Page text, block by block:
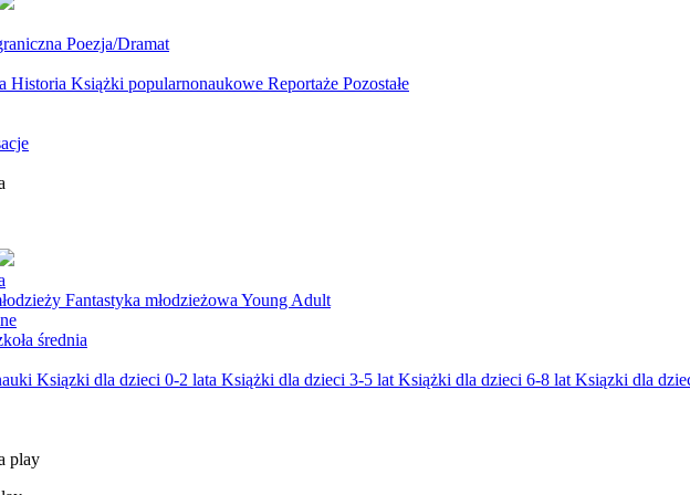
Poezja/Dramat
Historia Książki popularnonaukowe Reportaże Pozostałe
Fantastyka młodzieżowa Young Adult
średnia
Ksiązki dla dzieci 0-2 lata Książki dla dzieci 3-5 lat Książki dla dzieci 6-8 lat Ksiązki dla